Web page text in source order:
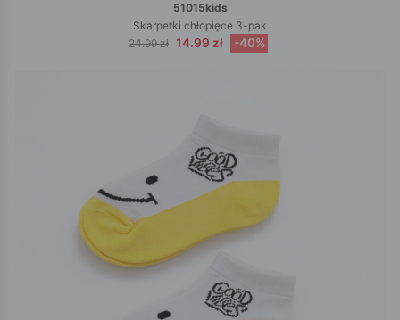
51015kids
Skarpetki chłopięce 3-pak
24.99 zł 14.99 zł -40%